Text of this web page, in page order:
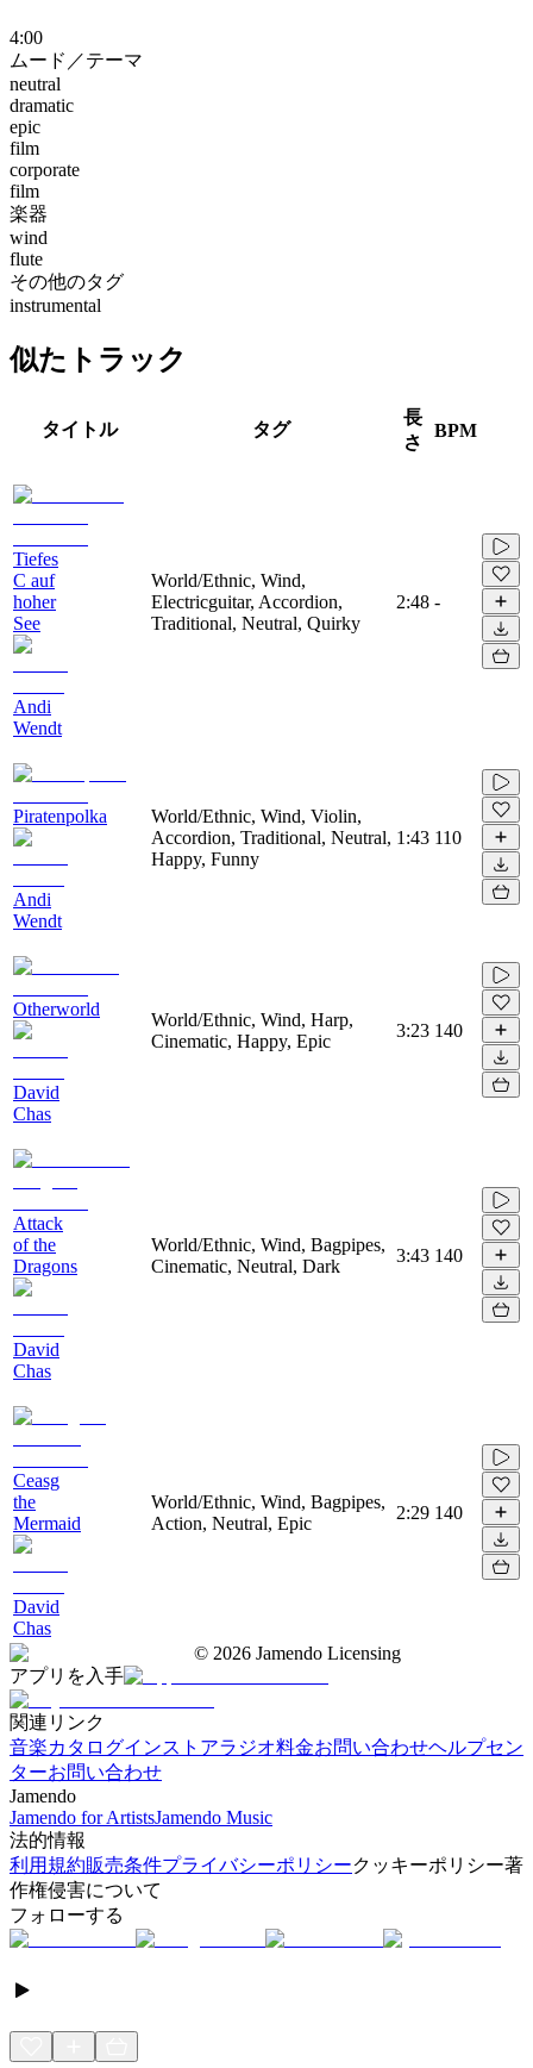
4:00
ムード／テーマ
neutral
dramatic
epic
film
corporate
film
楽器
wind
flute
その他のタグ
instrumental
似たトラック
タイトル タグ
長
さ
BPM
Tiefes
C auf
hoher
See
Andi
Wendt
World/Ethnic, Wind,
Electricguitar, Accordion,
Traditional, Neutral, Quirky
2:48 -
Piratenpolka
Andi
Wendt
World/Ethnic, Wind, Violin,
Accordion, Traditional, Neutral,
Happy, Funny
1:43 110
Otherworld
David
Chas
World/Ethnic, Wind, Harp,
Cinematic, Happy, Epic
3:23 140
Attack
of the
Dragons
David
Chas
World/Ethnic, Wind, Bagpipes,
Cinematic, Neutral, Dark
3:43 140
Ceasg
the
Mermaid
David
Chas
World/Ethnic, Wind, Bagpipes,
Action, Neutral, Epic
2:29 140
© 2026 Jamendo Licensing
アプリを入手
関連リンク
音楽カタログインストアラジオ料金お問い合わせヘルプセン
ターお問い合わせ
Jamendo
Jamendo for ArtistsJamendo Music
法的情報
利用規約販売条件プライバシーポリシークッキーポリシー著
作権侵害について
フォローする